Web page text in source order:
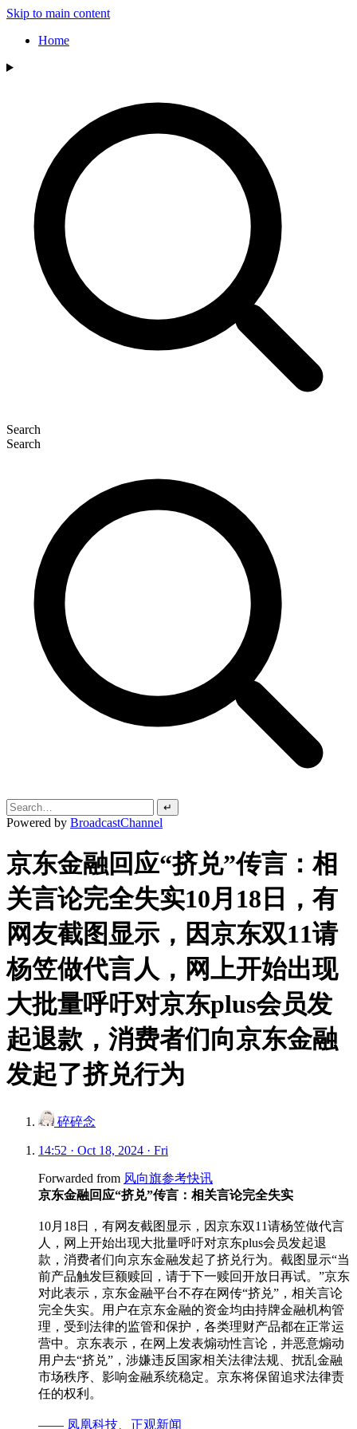
Skip to main content
Home
Search
Search
↵
Powered by BroadcastChannel
京东金融回应“挤兑”传言：相
关言论完全失实10月18日，有
网友截图显示，因京东双11请
杨笠做代言人，网上开始出现
大批量呼吁对京东plus会员发
起退款，消费者们向京东金融
发起了挤兑行为
碎碎念
14:52 · Oct 18, 2024 · Fri
Forwarded from 风向旗参考快讯
京东金融回应“挤兑”传言：相关言论完全失实
10月18日，有网友截图显示，因京东双11请杨笠做代言
人，网上开始出现大批量呼吁对京东plus会员发起退
款，消费者们向京东金融发起了挤兑行为。截图显示“当
前产品触发巨额赎回，请于下一赎回开放日再试。”京东
对此表示，京东金融平台不存在网传“挤兑”，相关言论
完全失实。用户在京东金融的资金均由持牌金融机构管
理，受到法律的监管和保护，各类理财产品都在正常运
营中。京东表示，在网上发表煽动性言论，并恶意煽动
用户去“挤兑”，涉嫌违反国家相关法律法规、扰乱金融
市场秩序、影响金融系统稳定。京东将保留追求法律责
任的权利。
—— 凤凰科技 正观新闻